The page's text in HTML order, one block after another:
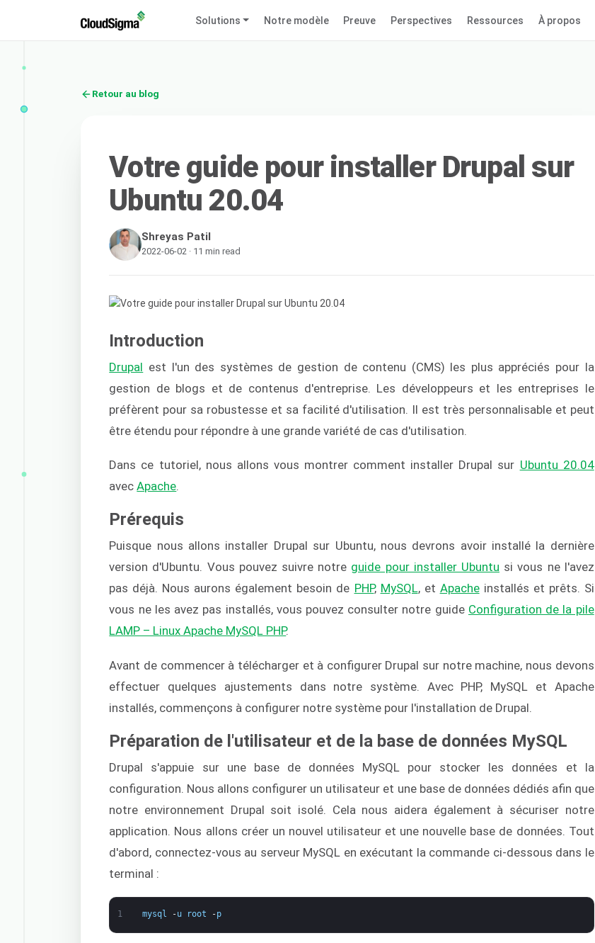
Solutions Notre modèle Preuve Perspectives Ressources À propos
Retour au blog
Votre guide pour installer Drupal sur
Ubuntu 20.04
Shreyas Patil
2022-06-02 · 11 min read
Introduction
Drupal est l'un des systèmes de gestion de contenu (CMS) les plus appréciés pour la
gestion de blogs et de contenus d'entreprise. Les développeurs et les entreprises le
préfèrent pour sa robustesse et sa facilité d'utilisation. Il est très personnalisable et peut
être étendu pour répondre à une grande variété de cas d'utilisation.
Dans ce tutoriel, nous allons vous montrer comment installer Drupal sur Ubuntu 20.04
avecApache
Prérequis
Puisque nous allons installer Drupal sur Ubuntu, nous devrons avoir installé la dernière
version d'Ubuntu. Vous pouvez suivre notre guide pour installer Ubuntu si vous ne l'avez
pas déjà. Nous aurons également besoin de PHP, MySQL, et Apacheinstallés et prêts. Si
vous ne les avez pas installés, vous pouvez consulter notre guide Configuration de la pile
LAMP – Linux Apache MySQL PHP.
Avant de commencer à télécharger et à configurer Drupal sur notre machine, nous devons
effectuer quelques ajustements dans notre système. Avec PHP, MySQL et Apache
installés, commençons à configurer notre système pour l'installation de Drupal.
Préparation de l'utilisateur et de la base de données MySQL
Drupal s'appuie sur une base de données MySQL pour stocker les données et la
configuration. Nous allons configurer un utilisateur et une base de données dédiés afin que
notre environnement Drupal soit isolé. Cela nous aidera également à sécuriser notre
application. Nous allons créer un nouvel utilisateur et une nouvelle base de données. Tout
d'abord, connectez-vous au serveur MySQL en exécutant la commande ci-dessous dans le
terminal :
1 mysql -u root -p